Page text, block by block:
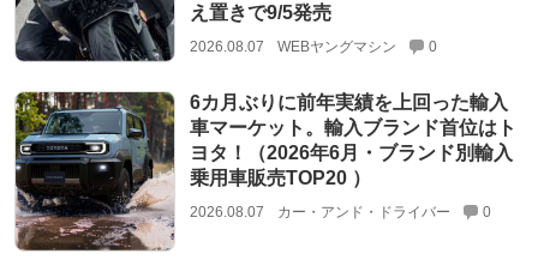
え置きで9/5発売
2026.08.07 WEBヤングマシン 0
6カ月ぶりに前年実績を上回った輸入
車マーケット。輸入ブランド首位はト
ヨタ！（2026年6月・ブランド別輸入
乗用車販売TOP20 ）
2026.08.07 カー・アンド・ドライバー 0